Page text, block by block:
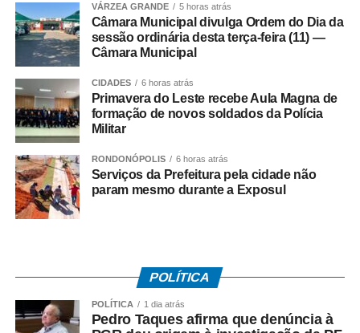
No dia 27 de junho, o Sindicato dos Rodoviários ajuizou
o dissídio coletivo de greve e de natureza econômica. Na
concedeu liminar autorizando o início da paralisação.
Determinou a manutenção de, no mínimo, 50% da frota
operacional em cada linha e itinerário, sob pena de multa
de R$ 50 mil em caso de descumprimento da medida.
Dois dias depois, no dia 29 de junho, os rodoviários do
município do Rio de Janeiro iniciaram a paralisação. No
mas não houve acordo.
Entre as principais reivindicações da categoria estão
VÁRZEA GRANDE 5 horas atrás
Câmara Municipal divulga Ordem do Dia da
sessão ordinária desta terça-feira (11) —
Câmara Municipal
CIDADES 6 horas atrás
Primavera do Leste recebe Aula Magna de
formação de novos soldados da Polícia
Militar
RONDONÓPOLIS 6 horas atrás
Serviços da Prefeitura pela cidade não
param mesmo durante a Exposul
POLÍTICA
POLÍTICA 1 dia atrás
Pedro Taques afirma que denúncia à